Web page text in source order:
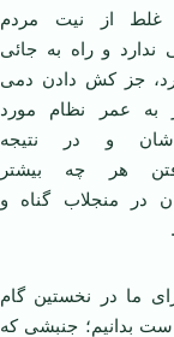
غلط از نیت مردم
ندارد و راه به جائی
جز کش دادن دمی
به عمر نظام مورد
و در نتیجه
هر چه بیشتر
در منجلاب گناه و
ما در نخستین گام
بدانیم؛ جنبشی که